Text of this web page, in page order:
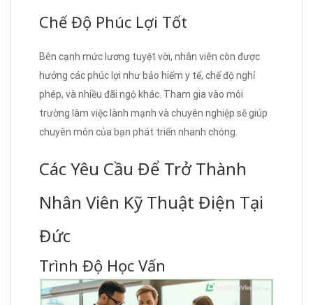
Chế Độ Phúc Lợi Tốt
Bên cạnh mức lương tuyệt vời, nhân viên còn được
hưởng các phúc lợi như bảo hiểm y tế, chế độ nghỉ
phép, và nhiều đãi ngộ khác. Tham gia vào môi
trường làm việc lành mạnh và chuyên nghiệp sẽ giúp
chuyên môn của bạn phát triển nhanh chóng.
Các Yêu Cầu Để Trở Thành
Nhân Viên Kỹ Thuật Điện Tại
Đức
Trình Độ Học Vấn